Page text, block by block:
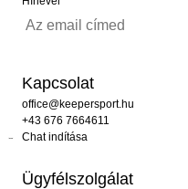
Kapcsolat
office@keepersport.hu
+43 676 7664611
Chat indítása
Ügyfélszolgálat